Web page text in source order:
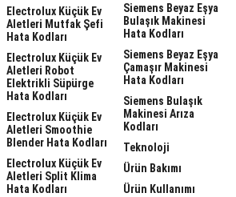
Electrolux Küçük Ev
Aletleri Mutfak Şefi
Hata Kodları
Electrolux Küçük Ev
Aletleri Robot
Elektrikli Süpürge
Hata Kodları
Electrolux Küçük Ev
Aletleri Smoothie
Blender Hata Kodları
Electrolux Küçük Ev
Aletleri Split Klima
Hata Kodları
Siemens Beyaz Eşya
Bulaşık Makinesi
Hata Kodları
Siemens Beyaz Eşya
Çamaşır Makinesi
Hata Kodları
Siemens Bulaşık
Makinesi Arıza
Kodları
Teknoloji
Ürün Bakımı
Ürün Kullanımı